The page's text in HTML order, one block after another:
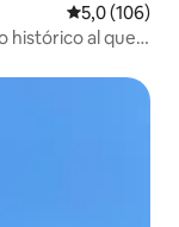
Calificación
5,0 (106)
histórico al que